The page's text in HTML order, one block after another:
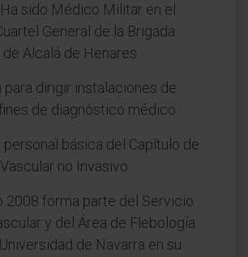
sido Médico Militar en el
General de la Brigada
Alcalá de Henares.
dirigir instalaciones de
de diagnóstico médico.
básica del Capítulo de
no Invasivo.
2008 forma parte del Servicio
y del Área de Flebología
de Navarra en su